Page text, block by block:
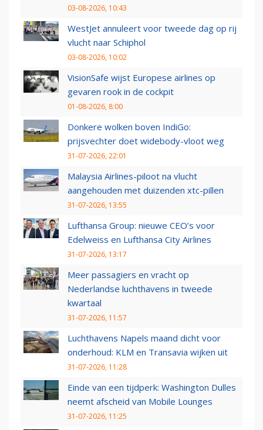
03-08-2026, 10:43
WestJet annuleert voor tweede dag op rij
vlucht naar Schiphol
03-08-2026, 10:02
VisionSafe wijst Europese airlines op
gevaren rook in de cockpit
01-08-2026, 8:00
Donkere wolken boven IndiGo:
prijsvechter doet widebody-vloot weg
31-07-2026, 22:01
Malaysia Airlines-piloot na vlucht
aangehouden met duizenden xtc-pillen
31-07-2026, 13:55
Lufthansa Group: nieuwe CEO’s voor
Edelweiss en Lufthansa City Airlines
31-07-2026, 13:17
Meer passagiers en vracht op
Nederlandse luchthavens in tweede
kwartaal
31-07-2026, 11:57
Luchthavens Napels maand dicht voor
onderhoud: KLM en Transavia wijken uit
31-07-2026, 11:28
Einde van een tijdperk: Washington Dulles
neemt afscheid van Mobile Lounges
31-07-2026, 11:25